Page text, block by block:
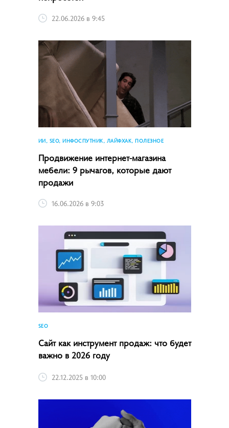
22.06.2026 в 9:45
ИИ, SEO, ИНФОСПУТНИК, ЛАЙФХАК, ПОЛЕЗНОЕ
Продвижение интернет-магазина
мебели: 9 рычагов, которые дают
продажи
16.06.2026 в 9:03
SEO
Сайт как инструмент продаж: что будет
важно в 2026 году
22.12.2025 в 10:00